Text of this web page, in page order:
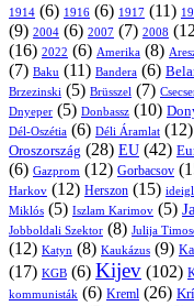
1914 (6) 1916 (6) 1917 (11)
(9) 2004 (6) 2007 (7) 2008
(16) 2022 (6) Amerika (8)
(7) Baku (11) Bandera (6)
Brzezinski (5) Brüsszel (7)
Dnyeper (5) Donbassz (10)
Dél-Oszétia (6) Déli Áramlat (12)
Oroszország (28) EU (42)
(6) Gazprom (12) Gorbacsov
Harkov (12) Herszon (15)
Miklós (5) Iszlam Karimov (5)
Jobboldali Szektor (8) Julija
(12) Katyn (8) Kaukázus (9)
(17) KGB (6) Kijev (102)
kommunisták (6) Kreml (26)